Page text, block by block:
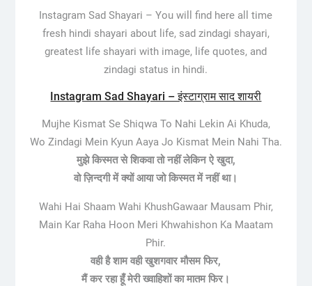
Instagram Sad Shayari – You will find here all time
fresh hindi shayari about life, sad zindagi shayari,
greatest life shayari with image, life quotes, and
zindagi status in hindi.
Instagram Sad Shayari – इंस्टाग्राम साद शायरी
Mujhe Kismat Se Shiqwa To Nahi Lekin Ai Khuda,
Wo Zindagi Mein Kyun Aaya Jo Kismat Mein Nahi Tha.
मुझे किस्मत से शिकवा तो नहीं लेकिन ऐ खुदा,
वो ज़िन्दगी में क्यों आया जो किस्मत में नहीं था।
Wahi Hai Shaam Wahi KhushGawaar Mausam Phir,
Main Kar Raha Hoon Meri Khwahishon Ka Maatam
Phir.
वही है शाम वही खुशगवार मौसम फिर,
मैं कर रहा हूँ मेरी ख्वाहिशों का मातम फिर।